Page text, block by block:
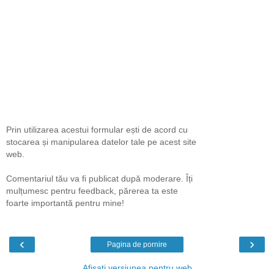
Prin utilizarea acestui formular ești de acord cu
stocarea și manipularea datelor tale pe acest site
web.
Comentariul tău va fi publicat după moderare. Îți
mulțumesc pentru feedback, părerea ta este
foarte importantă pentru mine!
‹ ›
Pagina de pornire